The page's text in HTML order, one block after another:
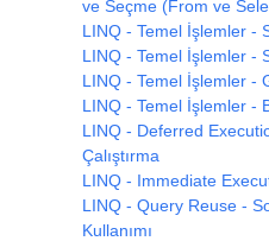
ve Seçme (From ve
LINQ - Temel İşlemler -
LINQ - Temel İşlemler -
LINQ - Temel İşlemler -
LINQ - Temel İşlemler -
LINQ - Deferred
Çalıştırma
LINQ - Immediate
LINQ - Query Reuse -
Kullanımı